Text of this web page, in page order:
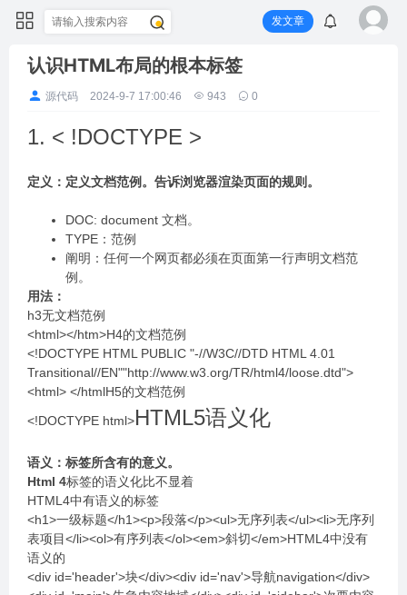
发文章
认识HTML布局的根本标签
源代码 2024-9-7 17:00:46 943 0
1. < !DOCTYPE >
定义：定义⽂档范例。告诉浏览器渲染⻚⾯的规则。
DOC: document ⽂档。
TYPE：范例
阐明：任何⼀个⽹⻚都必须在⻚⾯第⼀⾏声明⽂档范
例。
⽤法：
h3⽆⽂档范例
<html></htm>H4的⽂档范例
<!DOCTYPE HTML PUBLIC "-//W3C//DTD HTML 4.01
Transitional//EN""http://www.w3.org/TR/html4/loose.dtd">
<html> </htmlH5的⽂档范例
<!DOCTYPE html>HTML5语义化
语义：标签所含有的意义。
Html 4标签的语义化比不显着
HTML4中有语义的标签
<h1>一级标题</h1><p>段落</p><ul>无序列表</ul><li>无序列
表项目</li><ol>有序列表</ol><em>斜切</em>HTML4中没有
语义的
<div id='header'>块</div><div id='nav'>导航navigation</div>